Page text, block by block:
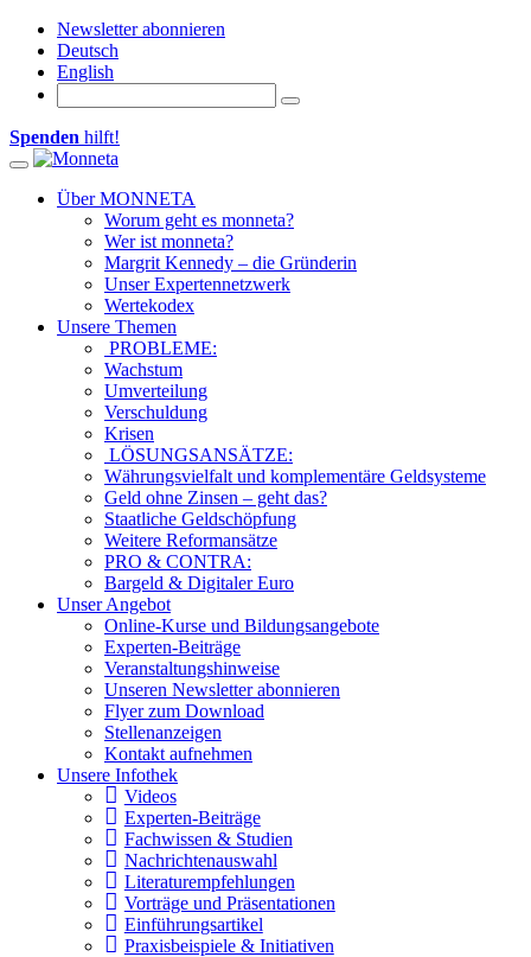
Newsletter abonnieren
Deutsch
English
Spenden hilft!
Toggle navigation
Über MONNETA
Worum geht es monneta?
Wer ist monneta?
Margrit Kennedy – die Gründerin
Unser Expertennetzwerk
Wertekodex
Unsere Themen
PROBLEME:
Wachstum
Umverteilung
Verschuldung
Krisen
LÖSUNGSANSÄTZE:
Währungsvielfalt und komplementäre Geldsysteme
Geld ohne Zinsen – geht das?
Staatliche Geldschöpfung
Weitere Reformansätze
PRO & CONTRA:
Bargeld & Digitaler Euro
Unser Angebot
Online-Kurse und Bildungsangebote
Experten-Beiträge
Veranstaltungshinweise
Unseren Newsletter abonnieren
Flyer zum Download
Stellenanzeigen
Kontakt aufnehmen
Unsere Infothek
Videos
Experten-Beiträge
Fachwissen & Studien
Nachrichtenauswahl
Literaturempfehlungen
Vorträge und Präsentationen
Einführungsartikel
Praxisbeispiele & Initiativen